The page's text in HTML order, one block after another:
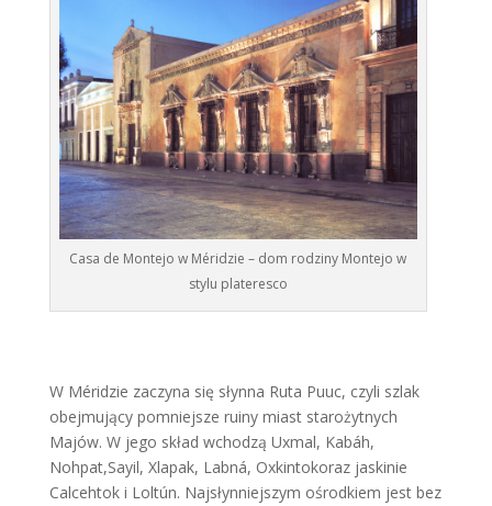
Casa de Montejo w Méridzie – dom rodziny Montejo w
stylu plateresco
W Méridzie zaczyna się słynna Ruta Puuc, czyli szlak
obejmujący pomniejsze ruiny miast starożytnych
Majów. W jego skład wchodzą Uxmal, Kabáh,
Nohpat,Sayil, Xlapak, Labná, Oxkintokoraz jaskinie
Calcehtok i Loltún. Najsłynniejszym ośrodkiem jest bez